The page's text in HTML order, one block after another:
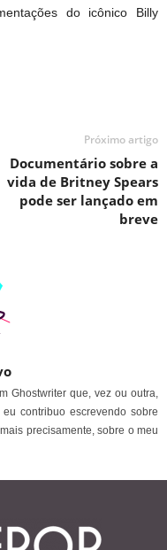
do icônico Billy
Próximo artigo
Documentário sobre a
vida de Britney Spears
pode ser lançado em
breve
Ghostwriter que, vez ou outra,
contribuo escrevendo sobre
precisamente, sobre o meu